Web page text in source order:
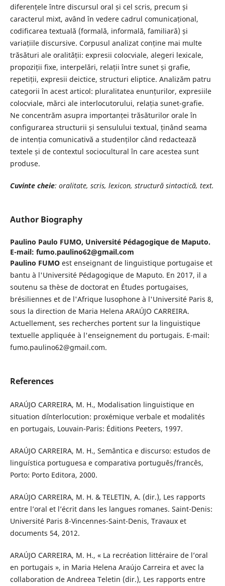
diferențele între discursul oral și cel scris, precum și
caracterul mixt, având în vedere cadrul comunicațional,
codificarea textuală (formală, informală, familiară) și
variațiile discursive. Corpusul analizat conține mai multe
trăsături ale oralității: expresii colocviale, alegeri lexicale,
propoziții fixe, interpelări, relații între sunet și grafie,
repetiții, expresii deictice, structuri eliptice. Analizăm patru
categorii în acest articol: pluralitatea enunțurilor, expresiile
colocviale, mărci ale interlocutorului, relația sunet-grafie.
Ne concentrăm asupra importanței trăsăturilor orale în
configurarea structurii și sensulului textual, ținând seama
de intenția comunicativă a studenților când redactează
textele și de contextul sociocultural în care acestea sunt
produse.
Cuvinte cheie: oralitate, scris, lexicon, structură sintactică, text.
Author Biography
Paulino Paulo FUMO, Université Pédagogique de Maputo.
E-mail: fumo.paulino62@gmail.com
Paulino FUMOest enseignant de linguistique portugaise et
bantu à l'Université Pédagogique de Maputo. En 2017, il a
soutenu sa thèse de doctorat en Études portugaises,
brésiliennes et de l'Afrique lusophone à l'Université Paris 8,
sous la direction de Maria Helena ARAÚJO CARREIRA.
Actuellement, ses recherches portent sur la linguistique
textuelle appliquée à l'enseignement du portugais. E-mail:
fumo.paulino62@gmail.com.
References
ARAÚJO CARREIRA, M. H., Modalisation linguistique en
situation d´interlocution: proxémique verbale et modalités
en portugais, Louvain-Paris: Éditions Peeters, 1997.
ARAÚJO CARREIRA, M. H., Semântica e discurso: estudos de
linguística portuguesa e comparativa português/francês,
Porto: Porto Editora, 2000.
ARAÚJO CARREIRA, M. H. & TELETIN, A. (dir.), Les rapports
entre l’oral et l’écrit dans les langues romanes. Saint-Denis:
Université Paris 8-Vincennes-Saint-Denis, Travaux et
documents 54, 2012.
ARAÚJO CARREIRA, M. H., « La recréation littéraire de l’oral
en portugais », in Maria Helena Araújo Carreira et avec la
collaboration de Andreea Teletin (dir.), Les rapports entre